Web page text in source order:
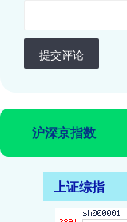
提交评论
沪深京指数
上证综指